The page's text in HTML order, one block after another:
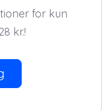
for kun
kr.!